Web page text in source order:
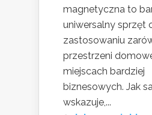
magnetyczna to
uniwersalny sprzęt
zastosowaniu
przestrzeni
miejscach bardziej
biznesowych. Jak
wskazuje,...